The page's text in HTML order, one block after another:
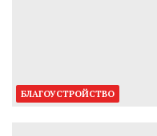
БЛАГОУСТРОЙСТВО